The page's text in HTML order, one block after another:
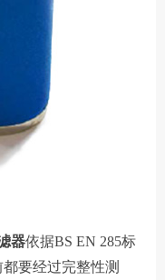
器依据BS EN 285标
要经过完整性测